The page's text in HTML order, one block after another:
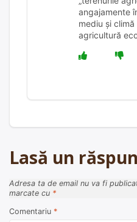
angajamente
mediu şi climă
agricultură
Lasă un
Adresa ta de email nu va fi
marcate cu *
Comentariu *